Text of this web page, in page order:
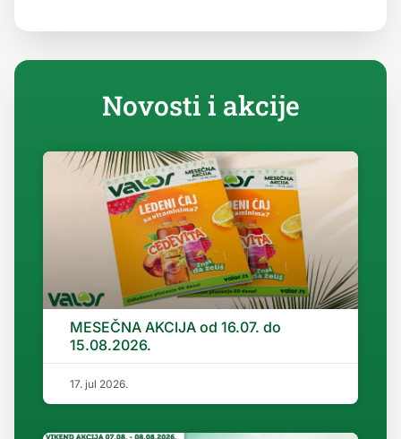
Novosti i akcije
MESEČNA AKCIJA od 16.07. do
15.08.2026.
17. jul 2026.